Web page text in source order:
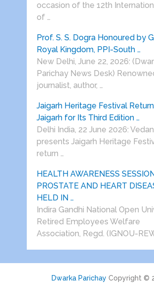
occasion of the 12th
of …
Prof. S. S. Dogra Honoured by
Royal Kingdom, PPI-South …
New Delhi, June 22, 2026:
Parichay News Desk)
journalist, author, …
Jaigarh Heritage Festival
Jaigarh for Its Third Edition …
Delhi India, 22 June 2026:
presents Jaigarh Heritage
return …
HEALTH AWARENESS
PROSTATE AND HEART
HELD IN …
Indira Gandhi National Open
Retired Employees Welfare
Association, Regd. (IGNOU-
Dwarka Parichay Copyright ©